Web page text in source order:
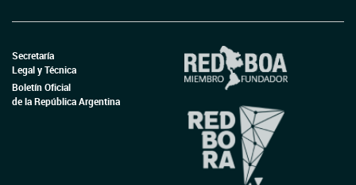
Secretaría
Legal y Técnica
Boletín Oficial
de la República Argentina